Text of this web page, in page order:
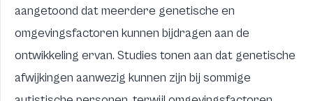
aangetoond dat meerdere genetische en
omgevingsfactoren kunnen bijdragen aan de
ontwikkeling ervan. Studies tonen aan dat genetische
afwijkingen aanwezig kunnen zijn bij sommige